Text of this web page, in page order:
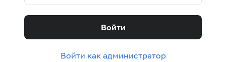
Войти
Войти как администратор